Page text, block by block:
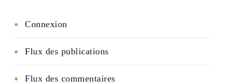
Connexion
Flux des publications
Flux des commentaires